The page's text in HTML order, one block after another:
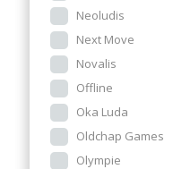
Neoludis
Next Move
Novalis
Offline
Oka Luda
Oldchap Games
Olympie